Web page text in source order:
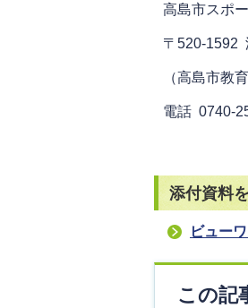
高島市スポ
〒520-1592
（高島市教
電話 0740-
添付資料
ビュー
この記